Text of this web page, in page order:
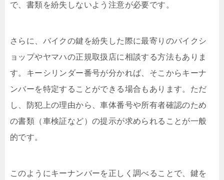
で、書類を紛失しないよう注意が必要です。
さらに、バイクの鍵を紛失した際に最寄りのバイクシ
ョップやヤマハの正規取扱店に相談する方法もありま
す。キーシリンダー番号が分かれば、そこからキーナ
ンバーを特定することができる場合もあります。ただ
し、防犯上の理由から、車体番号や所有者確認のため
の書類（車検証など）の提示が求められることが一般
的です。
このようにキーナンバーを正しく調べることで、鍵を